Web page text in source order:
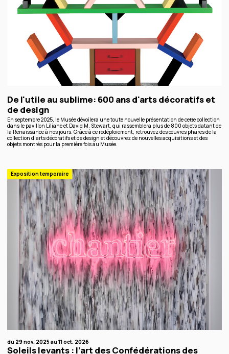
De l'utile au sublime: 600 ans d'arts décoratifs et
de design
En septembre 2025, le Musée dévoilera une toute nouvelle présentation de cette collection
dans le pavillon Liliane et David M. Stewart, qui rassemblera plus de 800 objets datant de
la Renaissance à nos jours. Grâce à ce redéploiement, retrouvez des œuvres phares de la
collection d’arts décoratifs et de design et découvrez de nouvelles acquisitions et des
objets montrés pour la première fois au Musée.
Exposition temporaire
du 29 nov. 2025 au 11 oct. 2026
Soleils levants : l’art des Confédérations des